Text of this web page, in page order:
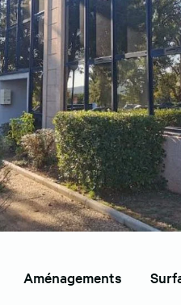
Aménagements